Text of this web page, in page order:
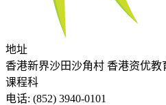
地址
香港新界沙田沙角村 香港资优教
课程科
电话: (852) 3940-0101